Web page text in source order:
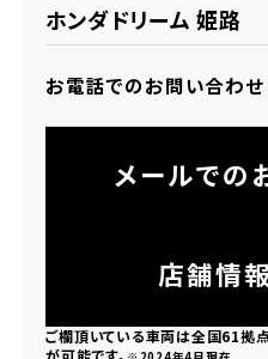
お問い合わせ
ホンダドリーム 姫路
お電話でのお問い合わせ
メールでの
店舗情
ご欄頂いている車両は全国61拠
が可能です。
福島県
ホンダドリーム 郡
ホンダドリーム 大
神奈川県
ホンダドリーム 豊
ホンダドリーム
岐阜県
ホンダドリーム 京
ホンダドリーム
兵庫県
徳島県
ホンダドリーム 徳
香川県
高知県
ホンダドリーム 熊